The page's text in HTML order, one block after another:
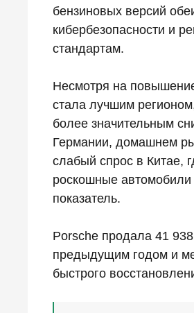
бензиновых версий
кибербезопасности и
стандартам.
Несмотря на
стала лучшим
более значительным
Германии, домашнем
слабый спрос в Китае,
роскошные автомобили
показатель.
Porsche продала 41
предыдущим годом и
быстрого